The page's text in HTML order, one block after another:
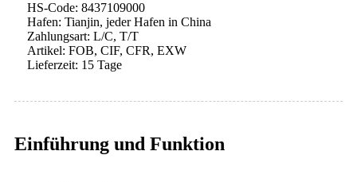
HS-Code: 8437109000
Hafen: Tianjin, jeder Hafen in China
Zahlungsart: L/C, T/T
Artikel: FOB, CIF, CFR, EXW
Lieferzeit: 15 Tage
Einführung und Funktion